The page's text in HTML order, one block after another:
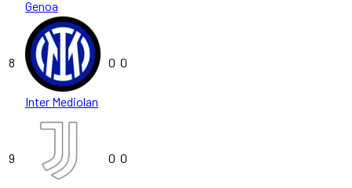
Genoa
8
Inter Mediolan
0 0
9 0 0